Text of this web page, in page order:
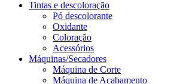
Tintas e descoloração
Pó descolorante
Oxidante
Coloração
Acessórios
Máquinas/Secadores
Máquina de Corte
Máquina de Acabamento